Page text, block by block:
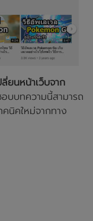
ลี่ยนหน้าเว็บจาก
บบทความนี้สามารถ
คนิคใหม่จากทาง